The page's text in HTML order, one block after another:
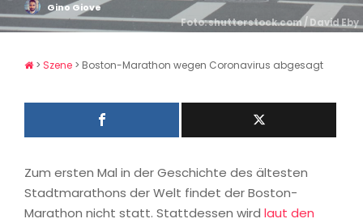
Gino Giove
Foto: shutterstock.com / David Eby
> Szene > Boston-Marathon wegen Coronavirus abgesagt
Zum ersten Mal in der Geschichte des ältesten
Stadtmarathons der Welt findet der Boston-
Marathon nicht statt. Stattdessen wird laut den